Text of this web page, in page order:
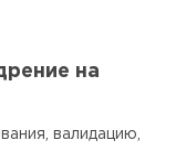
на
валидацию,